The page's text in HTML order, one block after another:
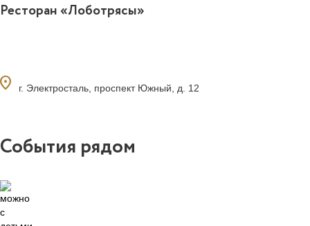
Ресторан «Лоботрясы»
г. Электросталь, проспект Южный, д. 12
События рядом